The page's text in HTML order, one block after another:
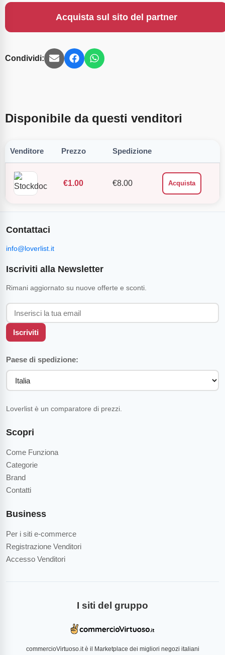
Acquista sul sito del partner
Condividi:
Disponibile da questi venditori
Venditore Prezzo Spedizione
€1.00 €8.00 Acquista
Scopri
Come Funziona
Categorie
Brand
Contatti
Business
Per i siti e-commerce
Registrazione Venditori
Accesso Venditori
Contattaci
info@loverlist.it
Iscriviti alla Newsletter
Rimani aggiornato su nuove offerte e sconti.
Iscriviti
Paese di spedizione:
Loverlist è un comparatore di prezzi.
I siti del gruppo
commercioVirtuoso.it è il Marketplace dei migliori negozi italiani